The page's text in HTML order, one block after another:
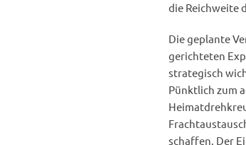
die Reichweite
Die geplante
gerichteten
strategisch
Pünktlich zum
schaffen. Der